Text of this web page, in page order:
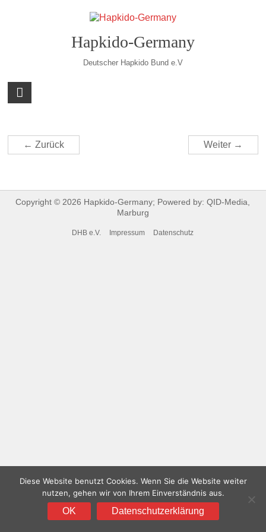
Hapkido-Germany
Deutscher Hapkido Bund e.V
← Zurück Weiter →
Copyright © 2026 Hapkido-Germany; Powered by:QID-Media
Marburg
DHB e.V. Impressum Datenschutz
Diese Website benutzt Cookies. Wenn Sie die Website weiter
nutzen, gehen wir von Ihrem Einverständnis aus.
OK Datenschutzerklärung